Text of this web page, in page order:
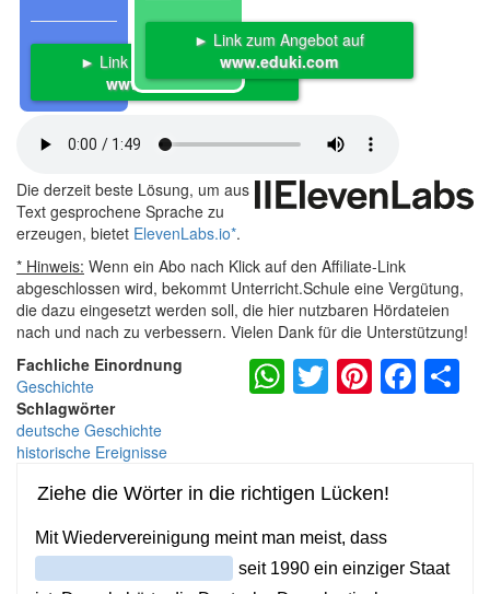
► Link zum Angebot auf
www.eduki.com
► Link zum Angebot auf
www.eduki.com
Die derzeit beste Lösung, um aus
Text gesprochene Sprache zu
erzeugen, bietet ElevenLabs.io*.
* Hinweis: Wenn ein Abo nach Klick auf den Affiliate-Link
abgeschlossen wird, bekommt Unterricht.Schule eine Vergütung,
die dazu eingesetzt werden soll, die hier nutzbaren Hördateien
nach und nach zu verbessern. Vielen Dank für die Unterstützung!
Fachliche Einordnung
Geschichte
Schlagwörter
deutsche Geschichte
historische Ereignisse
WhatsApp
Twitter